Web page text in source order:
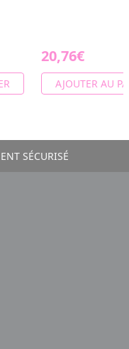
20,76€
AJOUTER AU
SÉCURISÉ